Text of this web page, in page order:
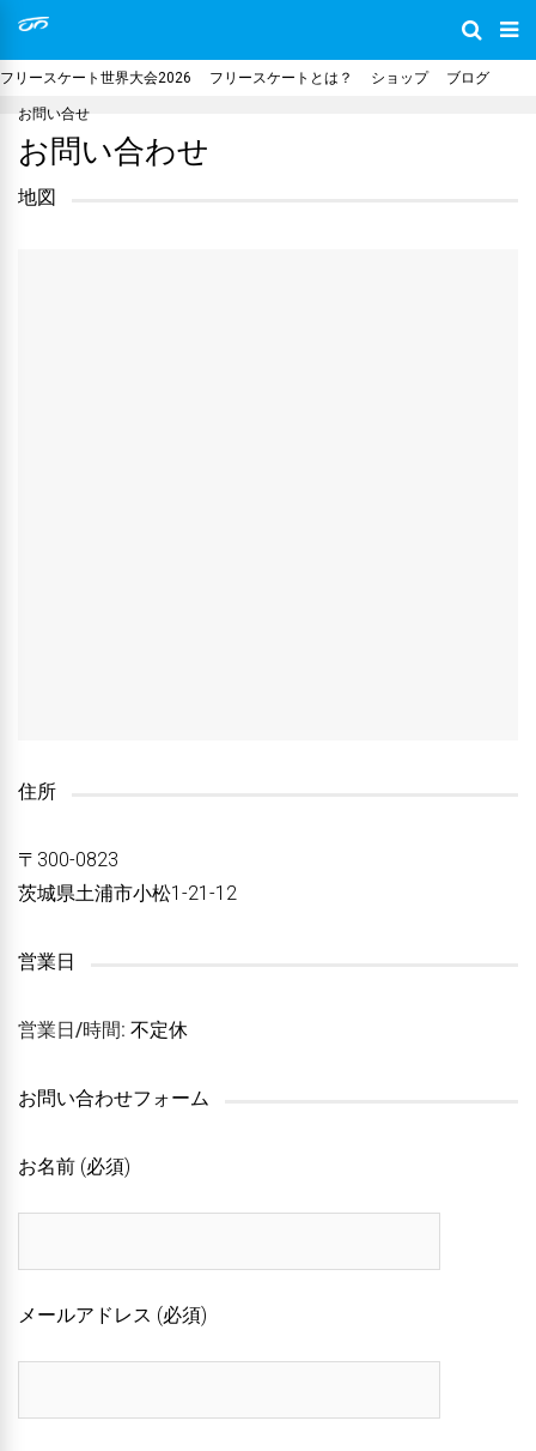
フリースケート世界大会2026 フリースケートとは？ ショップ ブログ
お問い合せ
お問い合わせ
地図
住所
〒300-0823
茨城県土浦市小松1-21-12
営業日
営業日/時間: 不定休
お問い合わせフォーム
お名前 (必須)
メールアドレス (必須)